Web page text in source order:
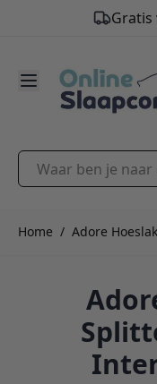
Gratis
Waar ben je naar op
Home / Adore